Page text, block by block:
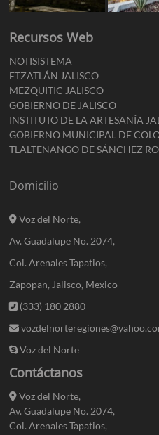
Recursos Web
NOTISISTEMA
ETZATLÁN JALISCO
MEZQUITIC JALISCO
GOBIERNO DE JALISCO
INSTITUTO DE LA ARTESANÍA
GOBIERNO MUNICIPAL DE
TLALTENANGO DE SÁNCHEZ
Domicilio
Voz del Norte,
Av. Guadalupe No. 2074,
Col. Arenales Tapatios,
Zapopan, Jalisco, Mexico
(333) 180 2880
Voz del Norte
Contáctanos
Voz del Norte,
Av. Guadalupe No. 2074,
Col. Arenales Tapatios,